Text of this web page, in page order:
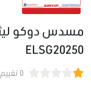
ELSG20250
0 تقييم